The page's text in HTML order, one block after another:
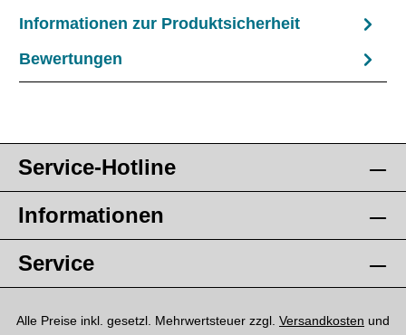
Informationen zur Produktsicherheit
Bewertungen
Service-Hotline
Informationen
Service
Alle Preise inkl. gesetzl. Mehrwertsteuer zzgl. Versandkosten und